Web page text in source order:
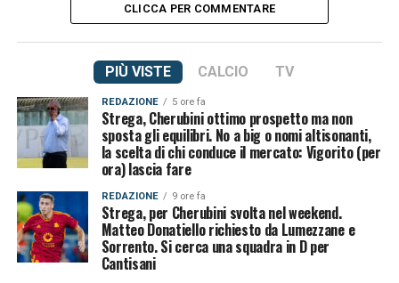
CLICCA PER COMMENTARE
PIÙ VISTE CALCIO TV
REDAZIONE 5 ore fa
Strega, Cherubini ottimo prospetto ma non
sposta gli equilibri. No a big o nomi altisonanti,
la scelta di chi conduce il mercato: Vigorito (per
ora) lascia fare
REDAZIONE 9 ore fa
Strega, per Cherubini svolta nel weekend.
Matteo Donatiello richiesto da Lumezzane e
Sorrento. Si cerca una squadra in D per
Cantisani